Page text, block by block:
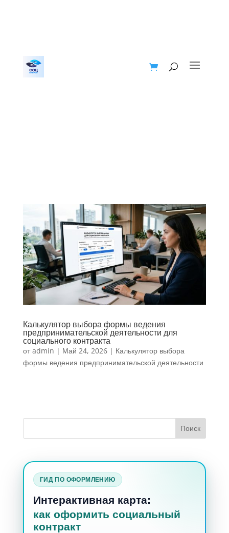
Калькулятор выбора формы ведения
предпринимательской деятельности для
социального контракта
отadmin | Май 24, 2026| Калькулятор выбора
формы ведения предпринимательской деятельности
ГИД ПО ОФОРМЛЕНИЮ
Интерактивная карта:
как оформить социальный
контракт